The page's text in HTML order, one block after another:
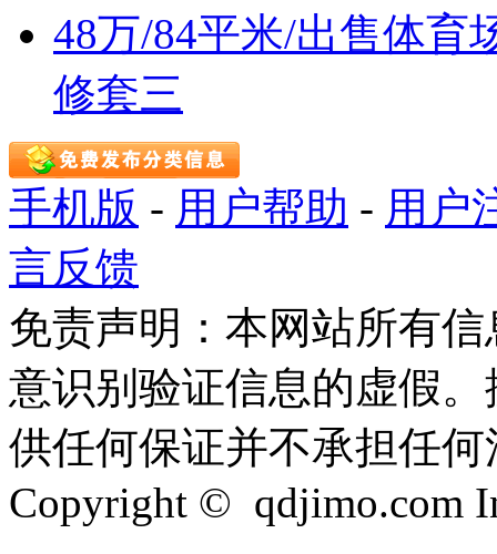
48万/84平米/出售体育
修套三
手机版 - 用户帮助 - 用户
言反馈
免责声明：本网站所有
意识别验证信息的虚假
供任何保证并不承担任
Copyright © qdjimo.com